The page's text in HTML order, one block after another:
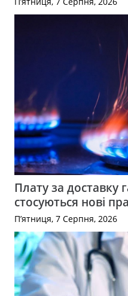
Плату за доставку
стосуються нові
П’ятниця, 7 Серпня, 2026